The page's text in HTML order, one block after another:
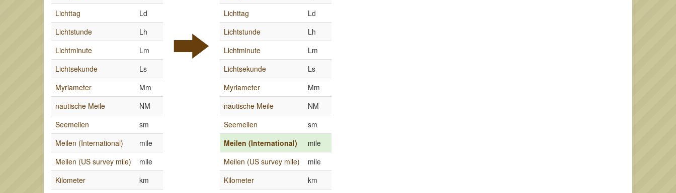
Lichttag
Ld
Lichtstunde
Lh
Lichtminute
Lm
Lichtsekunde
Ls
Myriameter
Mm
nautische Meile
NM
Seemeilen
sm
Meilen (International)
mile
Meilen (US survey mile)
mile
Kilometer
km
Lichttag
Ld
Lichtstunde
Lh
Lichtminute
Lm
Lichtsekunde
Ls
Myriameter
Mm
nautische Meile
NM
Seemeilen
sm
Meilen (International)
mile
Meilen (US survey mile)
mile
Kilometer
km